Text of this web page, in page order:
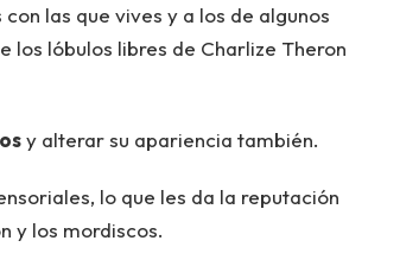
las que vives y a los de algunos
los lóbulos libres de Charlize Theron
y alterar su apariencia también.
lo que les da la reputación
y los mordiscos.